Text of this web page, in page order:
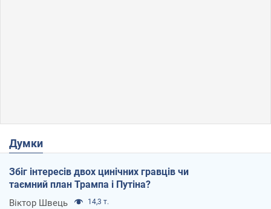
Думки
Збіг інтересів двох цинічних гравців чи
таємний план Трампа і Путіна?
Віктор Швець 14,3 т.